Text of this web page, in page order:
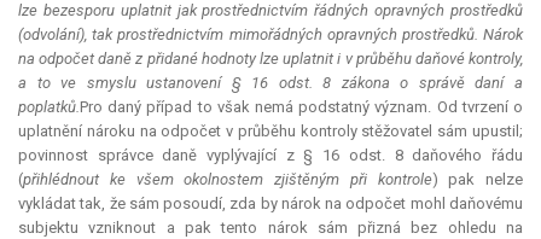
lze bezesporu uplatnit jak prostřednictvím řádných opravných prostředků
(odvolání), tak prostřednictvím mimořádných opravných prostředků. Nárok
na odpočet daně z přidané hodnoty lze uplatnit i v průběhu daňové kontroly,
a to ve smyslu ustanovení § 16 odst. 8 zákona o správě daní a
poplatků.Pro daný případ to však nemá podstatný význam. Od tvrzení o
uplatnění nároku na odpočet v průběhu kontroly stěžovatel sám upustil;
povinnost správce daně vyplývající z § 16 odst. 8 daňového řádu
(přihlédnout ke všem okolnostem zjištěným při kontrole) pak nelze
vykládat tak, že sám posoudí, zda by nárok na odpočet mohl daňovému
subjektu vzniknout a pak tento nárok sám přizná bez ohledu na